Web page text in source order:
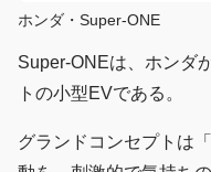
ホンダ・Super-ONE
Super-ONEは、ホンダ
トの小型EVである。
グランドコンセプトは